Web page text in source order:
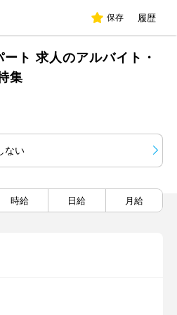
保存 履歴
ト 求人のアルバイト・
集
ない
時給 日給 月給